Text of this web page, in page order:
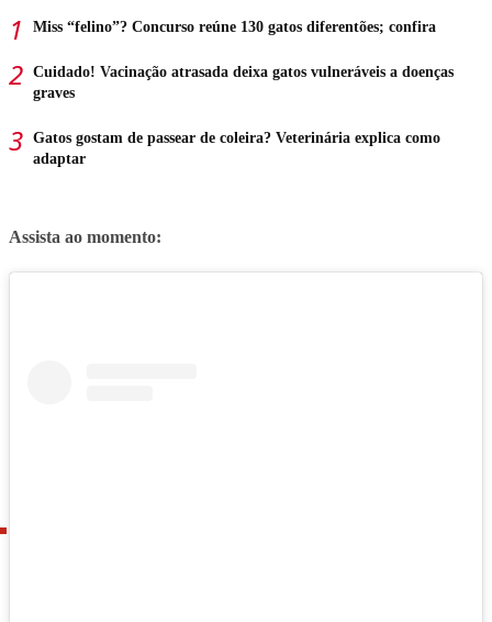
Miss “felino”? Concurso reúne 130 gatos diferentões; confira
Cuidado! Vacinação atrasada deixa gatos vulneráveis a doenças
graves
Gatos gostam de passear de coleira? Veterinária explica como
adaptar
Assista ao momento: